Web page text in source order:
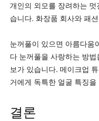
개인의 외모를 장려하는
습니다. 화장품 회사와 패
눈꺼풀이 있으면 아름다움
다 눈꺼풀을 사랑하는 방
보가 있습니다. 메이크업
거에게 독특한 얼굴 특징
결론